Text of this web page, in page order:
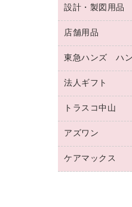
食品添加物製
プレゼン用フ
ファイルボ
パイプ式ファ
その他ファ
クリヤーホル
クリヤーブッ
クリヤーブ
マーキング
マーキングペ
ボールペン（
ボールペン（
シャープペ
備品／小物ケ
透明テープ
電話台
針なしステー
紙めくり
裁断機
介護用品
医療関連用品
品）
工事関連用品
設計・製図用品
設計・製図用
店舗用品
店舗運営用品
陳列什器
紙手提げ袋
レジ・ポリ袋
ディスプレイ
カウンター
東急ハンズ ハン
東急ハンズ
法人ギフト
高島屋
高島屋（食
カウネット
トラスコ中山
建築・作業用
アズワン
医療・介護用
品）
ケアマックス